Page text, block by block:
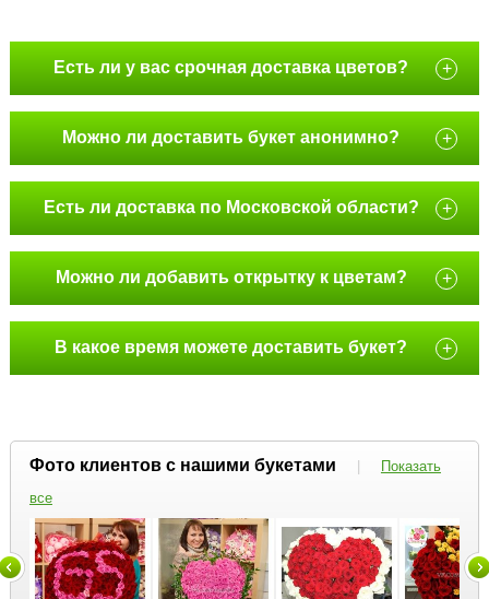
Есть ли у вас срочная доставка цветов? +
Можно ли доставить букет анонимно? +
Есть ли доставка по Московской области? +
Можно ли добавить открытку к цветам? +
В какое время можете доставить букет? +
Фото клиентов с нашими букетами |
Показать
все